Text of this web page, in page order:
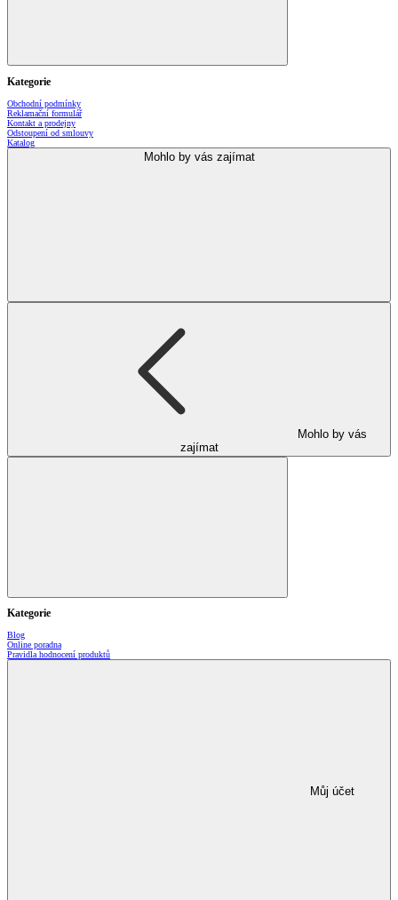
Kategorie
Obchodní podmínky
Reklamační formulář
Kontakt a prodejny
Odstoupení od smlouvy
Katalog
Mohlo by vás zajímat
Mohlo by vás
zajímat
Kategorie
Blog
Online poradna
Pravidla hodnocení produktů
Můj účet